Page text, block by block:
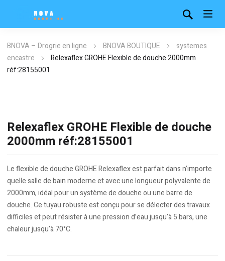
BNOVA – Drogrie en ligne BNOVA BOUTIQUE
systemes
encastre
Relexaflex GROHE Flexible de douche 2000mm
réf:28155001
Relexaflex GROHE Flexible de douche
2000mm réf:28155001
Le flexible de douche GROHE Relexaflex est parfait dans n’importe
quelle salle de bain moderne et avec une longueur polyvalente de
2000mm, idéal pour un système de douche ou une barre de
douche. Ce tuyau robuste est conçu pour se délecter des travaux
difficiles et peut résister à une pression d’eau jusqu’à 5 bars, une
chaleur jusqu’à 70°C.